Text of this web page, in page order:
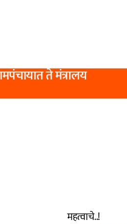
ते मंत्रालय
महत्वाचे..!